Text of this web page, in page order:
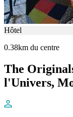
Hôtel
0.38km du centre
The
l'Univers,